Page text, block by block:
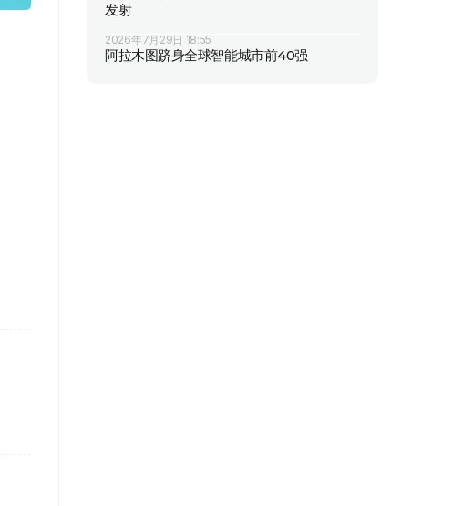
发射
2026年7月29日 18:55
阿拉木图跻身全球智能城市前40强